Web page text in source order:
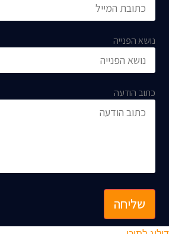
נושא הפנייה
כתוב הודעה
שליחה